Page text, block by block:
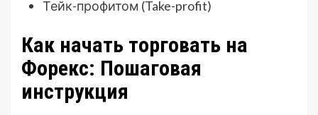
Тейк-профитом (Take-profit)
Как начать торговать на
Форекс: Пошаговая
инструкция